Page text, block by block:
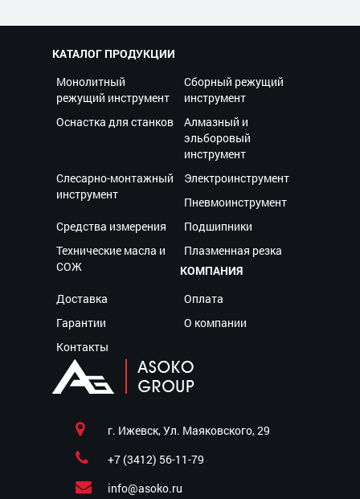
КАТАЛОГ ПРОДУКЦИИ
Монолитный
режущий инструмент
Сборный режущий
инструмент
Оснастка для станков
Алмазный и
эльборовый
инструмент
Слесарно-монтажный
инструмент
Электроинструмент
Пневмоинструмент
Средства измерения
Подшипники
Технические масла и
СОЖ
Плазменная резка
КОМПАНИЯ
Доставка
Оплата
Гарантии
О компании
Контакты
г. Ижевск, Ул. Маяковского, 29
+7 (3412) 56-11-79
info@asoko.ru